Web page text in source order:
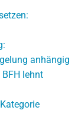
anhängig
lehnt